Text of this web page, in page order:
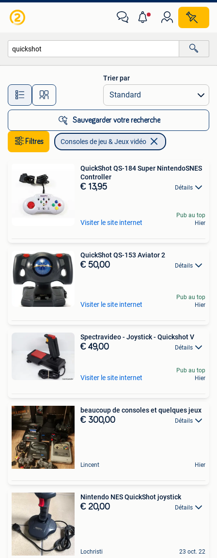
Toutes les distances…
Trier par
Sauvegarder votre recherche
Filtres Consoles de jeu & Jeux vidéo
QuickShot QS-184 Super NintendoSNES
Controller
€ 13,95 Détails
Visiter le site internet
Pub au top
Hier
QuickShot QS-153 Aviator 2
€ 50,00 Détails
Visiter le site internet
Pub au top
Hier
Spectravideo - Joystick - Quickshot V
€ 49,00 Détails
Visiter le site internet
Pub au top
Hier
beaucoup de consoles et quelques jeux
€ 300,00 Détails
Lincent Hier
Nintendo NES QuickShot joystick
€ 20,00 Détails
Lochristi 23 oct. 22